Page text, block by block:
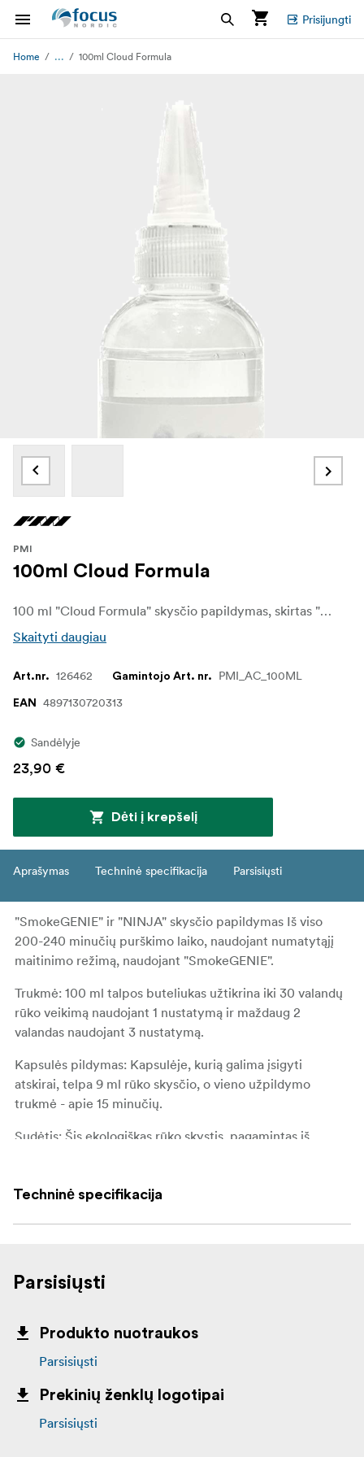
Prisijungti
Home ... 100ml Cloud Formula
PMI
100ml Cloud Formula
100 ml "Cloud Formula" skysčio papildymas, skirtas "SmokeGENIE" ir "NINJA
Skaityti daugiau
Art.nr. 126462 Gamintojo Art. nr. PMI_AC_100ML
EAN 4897130720313
Sandėlyje
23,90 €
Dėti į krepšelį
Aprašymas Techninė specifikacija Parsisiųsti
"SmokeGENIE" ir "NINJA" skysčio papildymas Iš viso
200-240 minučių purškimo laiko, naudojant numatytąjį
maitinimo režimą, naudojant "SmokeGENIE".
Trukmė: 100 ml talpos buteliukas užtikrina iki 30 valandų
rūko veikimą naudojant 1 nustatymą ir maždaug 2
valandas naudojant 3 nustatymą.
Kapsulės pildymas: Kapsulėje, kurią galima įsigyti
atskirai, telpa 9 ml rūko skysčio, o vieno užpildymo
trukmė - apie 15 minučių.
Sudėtis: Šis ekologiškas rūko skystis, pagamintas iš
sertifikatą. Be to, rūko gamybos sistemos, įskaitant
100 ml "Cloud Formula
Techninė specifikacija
Parsisiųsti
Produkto nuotraukos
Parsisiųsti
Prekinių ženklų logotipai
Parsisiųsti